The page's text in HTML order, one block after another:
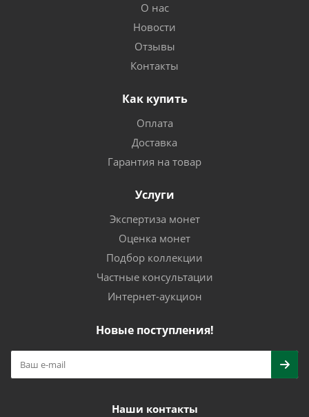
О нас
Новости
Отзывы
Контакты
Как купить
Оплата
Доставка
Гарантия на товар
Услуги
Экспертиза монет
Оценка монет
Подбор коллекции
Частные консультации
Интернет-аукцион
Новые поступления!
Наши контакты